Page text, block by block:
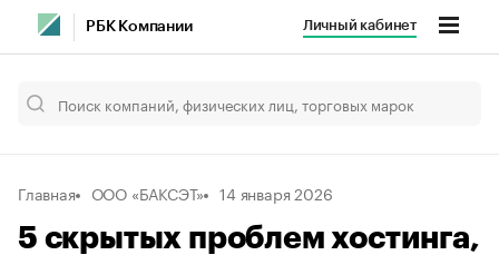
РБК Компании Личный кабинет
Главная ООО «БАКСЭТ» 14 января 2026
5 скрытых проблем хостинга,